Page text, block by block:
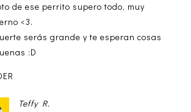
de ese perrito supero todo, muy
<3.
serás grande y te esperan cosas
:D
Teffy R.